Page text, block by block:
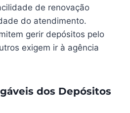
de renovação
do atendimento.
gerir depósitos pelo
exigem ir à agência
dos Depósitos